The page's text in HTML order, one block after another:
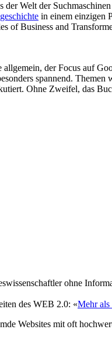
Welt der
in einem einzigen
of Business and
der Focus auf
spannend.
Ohne Zweifel, das
ohne
des WEB 2.0: «Mehr
Websites mit oft